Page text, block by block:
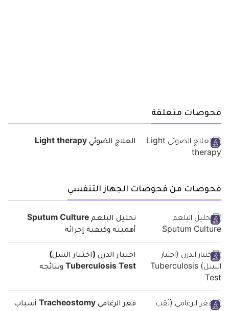
فحوصات متعلقة
العلاج الضوئي Light therapy
فحوصات من فحوصات الجهاز التنفسي
تحليل البلغم Sputum Culture
أهميته وكيفية إجرائه
اختبار الدرن (اختبار السل)
Tuberculosis Test ونتائجه
فغر الرغامى Tracheostomy أسباب